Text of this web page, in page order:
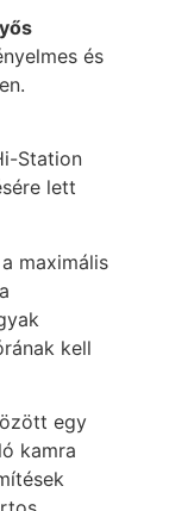
és
Station
lett
maximális
kell
egy
kamra